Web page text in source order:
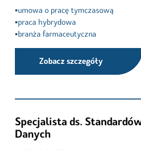
▪️umowa o pracę tymczasową
▪️praca hybrydowa
▪️branża farmaceutyczna
Zobacz szczegóły
Specjalista ds.
Danych